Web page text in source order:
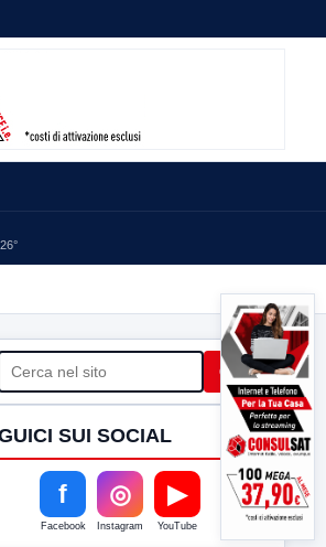
Cerca
SUI SOCIAL
f
Facebook
◎
Instagram
▶
YouTube